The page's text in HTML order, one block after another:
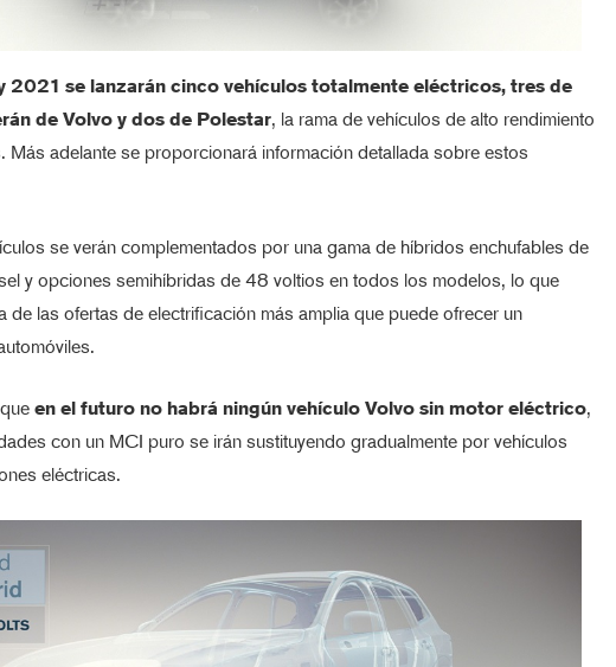
2021 se lanzarán cinco vehículos totalmente eléctricos, tres de
de Volvo y dos de Polestar, la rama de vehículos de alto rendimiento
Más adelante se proporcionará información detallada sobre estos
se verán complementados por una gama de híbridos enchufables de
y opciones semihíbridas de 48 voltios en todos los modelos, lo que
de las ofertas de electrificación más amplia que puede ofrecer un
en el futuro no habrá ningún vehículo Volvo sin motor eléctrico,
con un MCI puro se irán sustituyendo gradualmente por vehículos
eléctricas.